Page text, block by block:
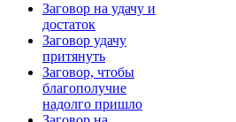
Заговор на удачу и
достаток
Заговор удачу
притянуть
Заговор, чтобы
благополучие
надолго пришло